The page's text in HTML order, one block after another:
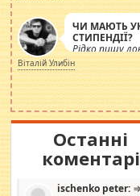
ЧИ МАЮТЬ
СТИПЕНДІЇ?
Рідко пишу
просто
навколо
Віталій Улибін
Останні
коментарі
ischenko peter: